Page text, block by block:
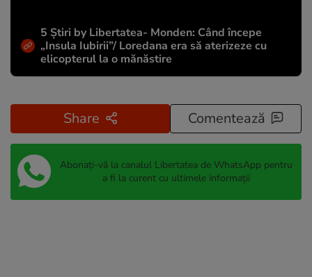
5 Știri by Libertatea- Monden: Când începe
„Insula Iubirii”/ Loredana era să aterizeze cu
elicopterul la o mănăstire
Share Comentează
Abonați-vă la canalul Libertatea de WhatsApp pentru
a fi la curent cu ultimele informații